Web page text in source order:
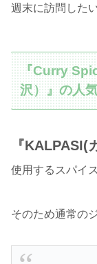
週末に訪問した
『Curry
沢）』の人
『KALPASI(
使用するスパイ
そのため通常の